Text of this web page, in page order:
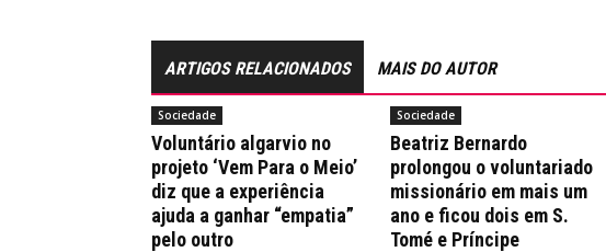
ARTIGOS RELACIONADOS MAIS DO AUTOR
Sociedade
Voluntário algarvio no
projeto ‘Vem Para o Meio’
diz que a experiência
ajuda a ganhar “empatia”
pelo outro
Sociedade
Beatriz Bernardo
prolongou o voluntariado
missionário em mais um
ano e ficou dois em S.
Tomé e Príncipe